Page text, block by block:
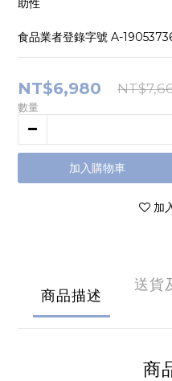
助性
食品業者登錄字號 A-
NT$6,980
數量
加入購物車
加
商品描述
送貨
商